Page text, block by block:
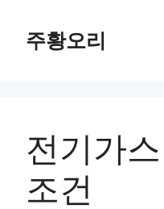
주황오리
전기가
조건